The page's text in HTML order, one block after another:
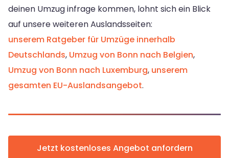
deinen Umzug infrage kommen, lohnt sich ein Blick
auf unsere weiteren Auslandsseiten:
unserem Ratgeber für Umzüge innerhalb
Deutschlands, Umzug von Bonn nach Belgien,
Umzug von Bonn nach Luxemburg, unserem
gesamten EU-Auslandsangebot.
Jetzt kostenloses Angebot anfordern